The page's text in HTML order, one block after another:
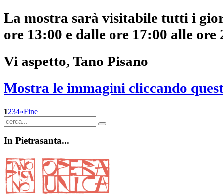
La mostra sarà visitabile tutti i
ore 13:00 e dalle ore 17:00 alle ore
Vi aspetto, Tano Pisano
Mostra le immagini cliccando
1234»Fine
In Pietrasanta...